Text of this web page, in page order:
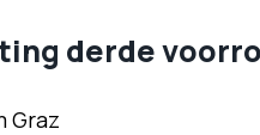
derde
Graz